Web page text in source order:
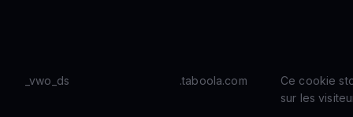
_vwo_ds .taboola.com
Ce cookie
sur les